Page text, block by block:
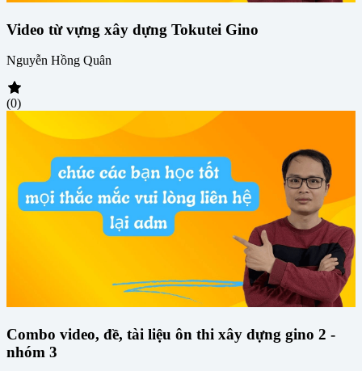
Video từ vựng xây dựng Tokutei Gino
Nguyễn Hồng Quân
(0)
Combo video, đề, tài liệu ôn thi xây dựng gino 2 -
nhóm 3